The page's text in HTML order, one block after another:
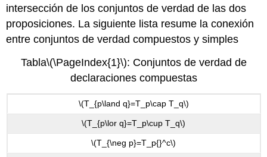
intersección de los conjuntos de verdad de las dos
proposiciones. La siguiente lista resume la conexión
entre conjuntos de verdad compuestos y simples
Tabla\(\PageIndex{1}\): Conjuntos de verdad de
declaraciones compuestas
\(T_{p\land q}=T_p\cap T_q\)
\(T_{p\lor q}=T_p\cup T_q\)
\(T_{\neg p}=T_p{}^c\)